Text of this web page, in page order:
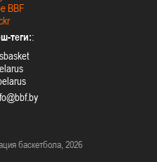
BBF
теги::
баскетбола, 2026